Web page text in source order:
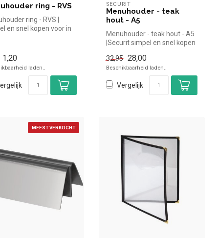
ring - RVS
ring - RVS |
en snel kopen voor in
1,20
laden..
SECURIT
Menuhouder - teak
hout - A5
Menuhouder - teak hout - A5
|Securit simpel en snel kopen
32,95 28,00
Beschikbaarheid laden..
Vergelijk
MEEST VERKOCHT